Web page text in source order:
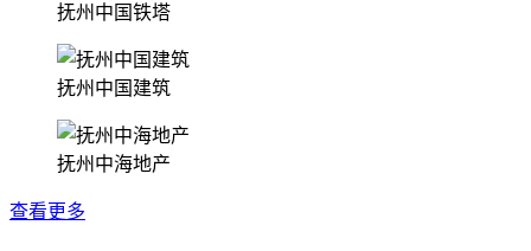
抚州中国铁塔
抚州中国建筑
抚州中海地产
查看更多